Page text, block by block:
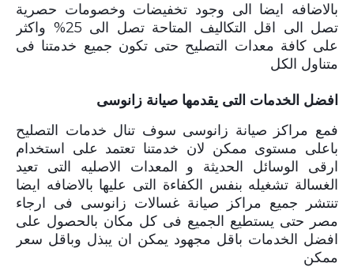
بالاضافه ايضا الى وجود تخفيضات وخصومات حصرية
تصل الى اقل التكاليف المتاحة تصل الى 25% واكثر
على كافة معدات التصليح حتى تكون جميع خدمتنا فى
متناول الكل
افضل الخدمات التى يقدمها صيانة زانوسى
فمع مراكز صيانة زانوسى سوف تنال خدمات التصليح
باعلى مستوى ممكن لان خدمتنا تعتمد على استخدام
ارقى الوسائل الحديثة و المعدات الاصليه التى تعيد
الغسالة تشغيله بنفس الكفاءة التى عليها بالاضافه ايضا
تنتشر جميع مراكز صيانة غسالات زانوسى فى ارجاء
مصر حتى يستطيع الجميع فى كل مكان بالحصول على
افضل الخدمات باقل مجهود يمكن ان يبذل وباقل سعر
ممكن